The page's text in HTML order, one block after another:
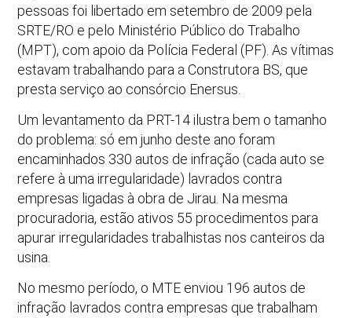
pessoas foi libertado em setembro de 2009 pela
SRTE/RO e pelo Ministério Público do Trabalho
(MPT), com apoio da Polícia Federal (PF). As vítimas
estavam trabalhando para a Construtora BS, que
presta serviço ao consórcio Enersus.
Um levantamento da PRT-14 ilustra bem o tamanho
do problema: só em junho deste ano foram
encaminhados 330 autos de infração (cada auto se
refere à uma irregularidade) lavrados contra
empresas ligadas à obra de Jirau. Na mesma
procuradoria, estão ativos 55 procedimentos para
apurar irregularidades trabalhistas nos canteiros da
usina.
No mesmo período, o MTE enviou 196 autos de
infração lavrados contra empresas que trabalham